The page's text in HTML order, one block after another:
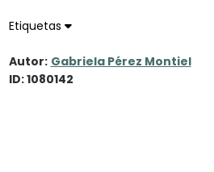
Etiquetas
Autor: Gabriela Pérez Montiel
ID: 1080142